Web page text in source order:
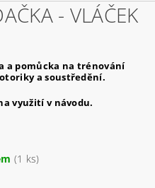
- VLÁČEK
a pomůcka na trénování
a soustředění.
využití v návodu.
(1 ks)